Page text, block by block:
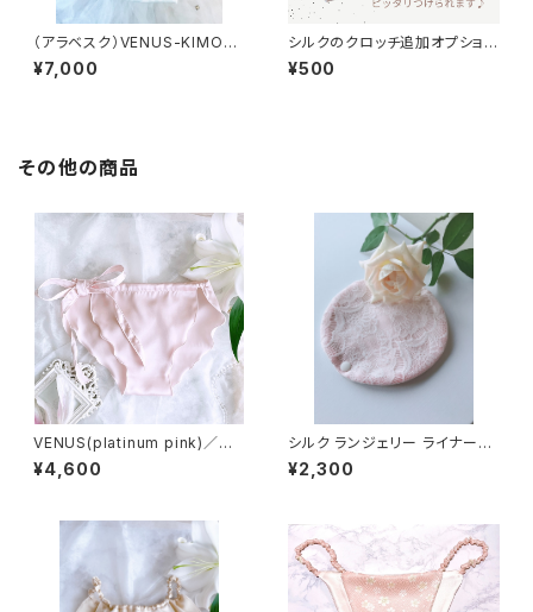
（アラベスク）VENUS-KIMON
O
¥7,000
シルクのクロッチ追加オプション
（VENUSシリーズ用）
¥500
その他の商品
VENUS(platinum pink)／シ
ルク100%
¥4,600
シルク ランジェリー ライナー（p
latinum pink）
¥2,300